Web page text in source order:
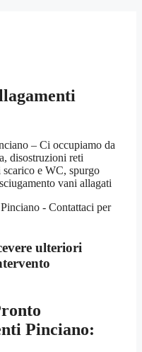
– Ci occupiamo da
disostruzioni reti
e WC, spurgo
vani allagati
ulteriori
Pinciano: